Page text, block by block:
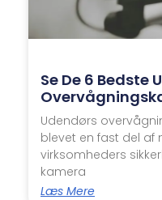
Se De 6 Bedste
Udendørs
blevet en fast del
virksomheders
kamera
Læs Mere